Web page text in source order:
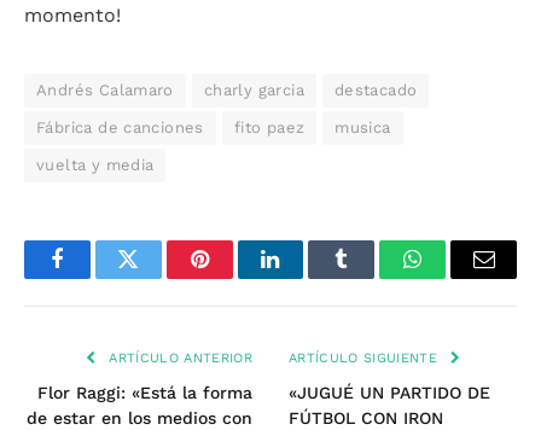
momento!
Andrés Calamaro charly garcia destacado
Fábrica de canciones fito paez musica
vuelta y media
FacebookTwitter PinterestLinkedInTumblr WhatsAppEmail
ARTÍCULO ANTERIOR
Flor Raggi: «Está la forma
de estar en los medios con
ARTÍCULO SIGUIENTE
«JUGUÉ UN PARTIDO DE
FÚTBOL CON IRON